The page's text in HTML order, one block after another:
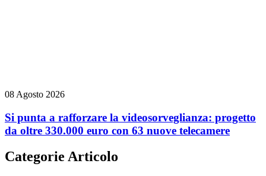
08 Agosto 2026
Si punta a rafforzare la videosorveglianza: progetto
da oltre 330.000 euro con 63 nuove telecamere
Categorie Articolo